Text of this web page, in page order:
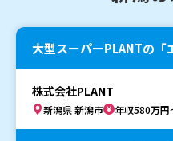
大型スーパーPLANTの「
株式会社PLANT
新潟県 新潟市 年収580万円